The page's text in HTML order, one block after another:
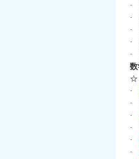
·
·
·
·
·
☆
·
·
·
·
·
·